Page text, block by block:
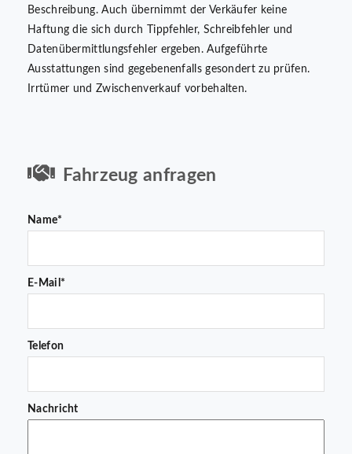
Beschreibung. Auch übernimmt der Verkäufer keine
Haftung die sich durch Tippfehler, Schreibfehler und
Datenübermittlungsfehler ergeben. Aufgeführte
Ausstattungen sind gegebenenfalls gesondert zu prüfen.
Irrtümer und Zwischenverkauf vorbehalten.
Fahrzeug anfragen
Name*
E-Mail*
Telefon
Nachricht